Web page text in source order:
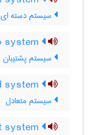
سیستم دسته ای
سیستم پشتیبان
سیستم متعادل